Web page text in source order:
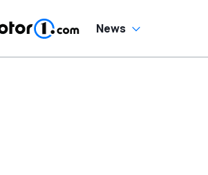
News